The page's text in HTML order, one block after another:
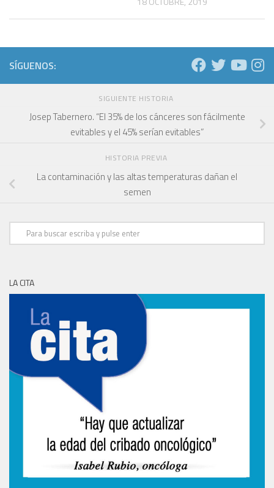
SÍGUENOS:
SIGUIENTE HISTORIA
Josep Tabernero. “El 35% de los cánceres son fácilmente
evitables y el 45% serían evitables”
HISTORIA PREVIA
La contaminación y las altas temperaturas dañan el
semen
LA CITA